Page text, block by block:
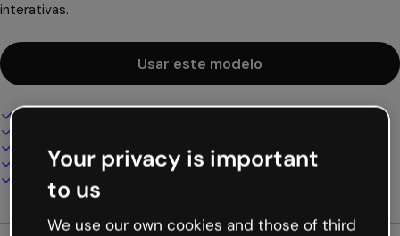
interativas.
Usar este modelo
Design interativo e animado
Adicione áudio, vídeo e multimídia
Apresente, compartilhe ou publique online
Baixe em PDF, MP4 e outros formatos
Your privacy is important
to us
We use our own cookies and those of third